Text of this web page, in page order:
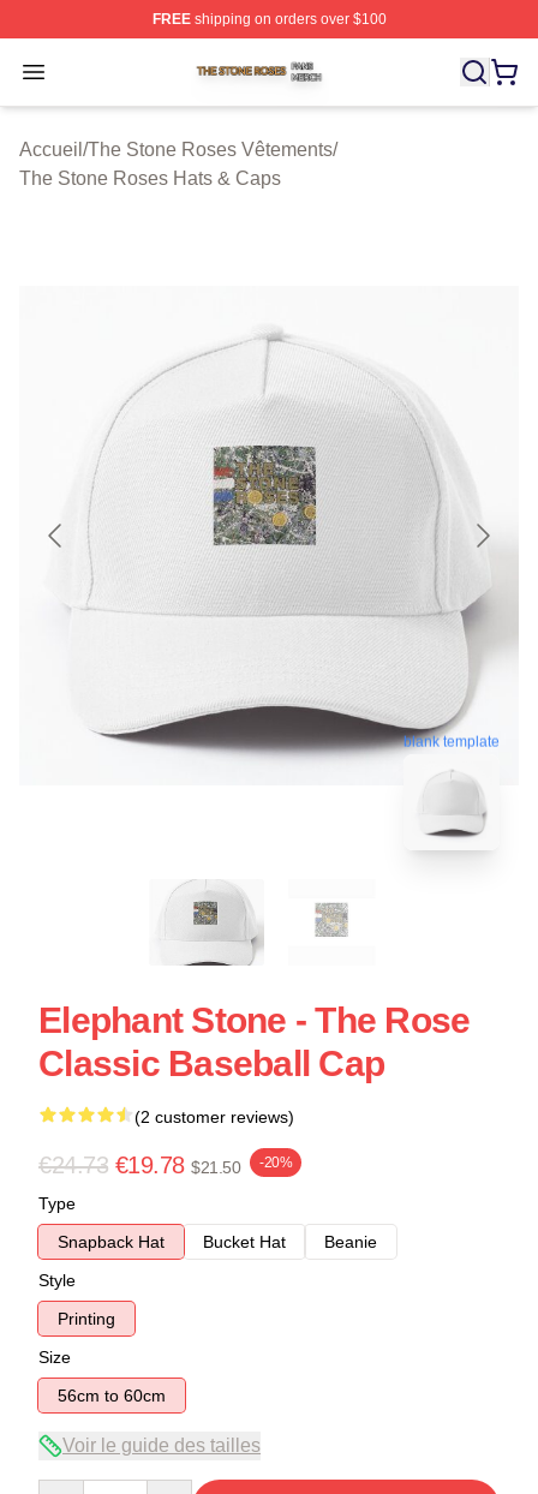
FREEshipping on orders over $100
Open menu
The Stone Roses Shop ⚡️ Officially Licensed The
Accueil /The Stone Roses Vêtements/
The Stone Roses Hats & Caps
blank template
Elephant Stone - The Rose
Classic Baseball Cap
(2 customer reviews)
€24.73 €19.78 $21.50 -20%
Type
Snapback Hat
Bucket Hat
Beanie
Style
Printing
Size
56cm to 60cm
Voir le guide des tailles